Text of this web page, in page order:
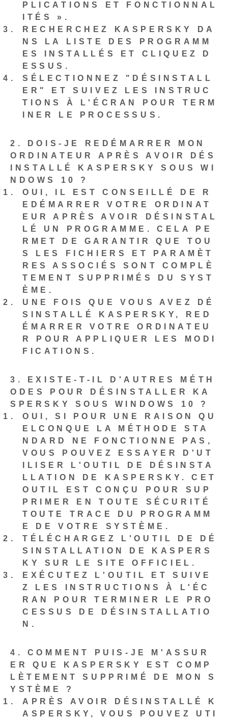
PLICATIONS ET FONCTIONNAL
ITÉS ».
RECHERCHEZ KASPERSKY DA
NS LA LISTE DES PROGRAMM
ES INSTALLÉS ET CLIQUEZ D
ESSUS.
SÉLECTIONNEZ "DÉSINSTALL
ER" ET SUIVEZ LES INSTRUC
TIONS À L'ÉCRAN POUR TERM
INER LE PROCESSUS.
2. DOIS-JE REDÉMARRER MON
ORDINATEUR APRÈS AVOIR DÉS
INSTALLÉ KASPERSKY SOUS WI
NDOWS 10 ?
OUI, IL EST CONSEILLÉ DE R
EDÉMARRER VOTRE ORDINAT
EUR APRÈS AVOIR DÉSINSTAL
LÉ UN PROGRAMME. CELA PE
RMET DE GARANTIR QUE TOU
S LES FICHIERS ET PARAMÈT
RES ASSOCIÉS SONT COMPLÈ
TEMENT SUPPRIMÉS DU SYST
ÈME.
UNE FOIS QUE VOUS AVEZ DÉ
SINSTALLÉ KASPERSKY,
RED
ÉMARRER
VOTRE ORDINATEU
R POUR APPLIQUER LES MODI
FICATIONS.
3. EXISTE-T-IL D'AUTRES MÉTH
ODES POUR DÉSINSTALLER KA
SPERSKY SOUS WINDOWS 10 ?
OUI, SI POUR UNE RAISON QU
ELCONQUE LA MÉTHODE STA
NDARD NE FONCTIONNE PAS,
VOUS POUVEZ ESSAYER D'UT
ILISER L'OUTIL DE DÉSINSTA
LLATION DE KASPERSKY. CET
OUTIL EST CONÇU POUR SUP
PRIMER EN TOUTE SÉCURITÉ
TOUTE TRACE DU PROGRAMM
E DE VOTRE SYSTÈME.
TÉLÉCHARGEZ L'OUTIL DE DÉ
SINSTALLATION DE KASPERS
KY SUR LE SITE OFFICIEL.
EXÉCUTEZ L'OUTIL ET SUIVE
Z LES INSTRUCTIONS À L'ÉC
RAN POUR TERMINER LE PRO
CESSUS DE DÉSINSTALLATIO
N.
4. COMMENT PUIS-JE M'ASSUR
ER QUE KASPERSKY EST COMP
LÈTEMENT SUPPRIMÉ DE MON S
YSTÈME ?
APRÈS AVOIR DÉSINSTALLÉ K
ASPERSKY, VOUS POUVEZ UTI